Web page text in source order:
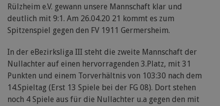
Rülzheim e.V. gewann unsere Mannschaft klar und
deutlich mit 9:1. Am 26.04.20 21 kommt es zum
Spitzenspiel gegen den FV 1911 Germersheim.
In der eBezirksliga III steht die zweite Mannschaft der
Nullachter auf einen hervorragenden 3.Platz, mit 31
Punkten und einem Torverhältnis von 103:30 nach dem
14.Spieltag (Erst 13 Spiele bei der FG 08). Dort stehen
noch 4 Spiele aus für die Nullachter u.a gegen den mit